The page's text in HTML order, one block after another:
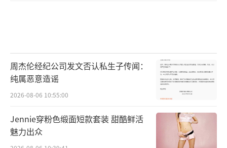
周杰伦经纪公司发文否认私生子传闻：
纯属恶意造谣
2026-08-06 10:55:00
Jennie穿粉色缎面短款套装 甜酷鲜活
魅力出众